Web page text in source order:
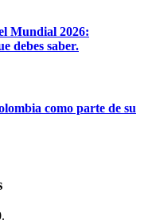
Mundial 2026:
debes saber.
como parte de su